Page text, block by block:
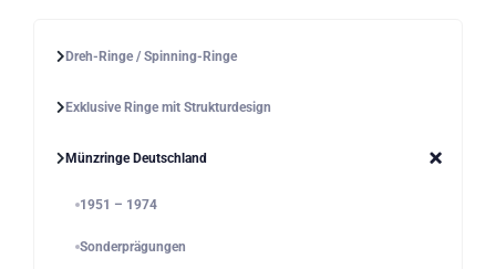
Dreh-Ringe / Spinning-Ringe
Exklusive Ringe mit Strukturdesign
Münzringe Deutschland
1951 – 1974
Sonderprägungen